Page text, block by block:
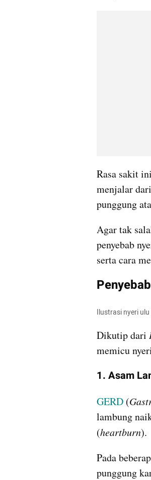
Rasa sakit
menjalar
punggung
Agar tak
penyebab
serta cara
Ilustrasi nyeri
Dikutip dari
memicu
1. Asam
GERD (
lambung
(heartburn).
Pada
punggung